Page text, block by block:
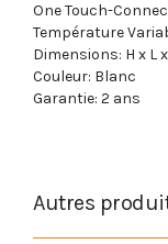
One Touch-
Température
Dimensions: H x L
Couleur: Blanc
Garantie: 2 ans
Autres